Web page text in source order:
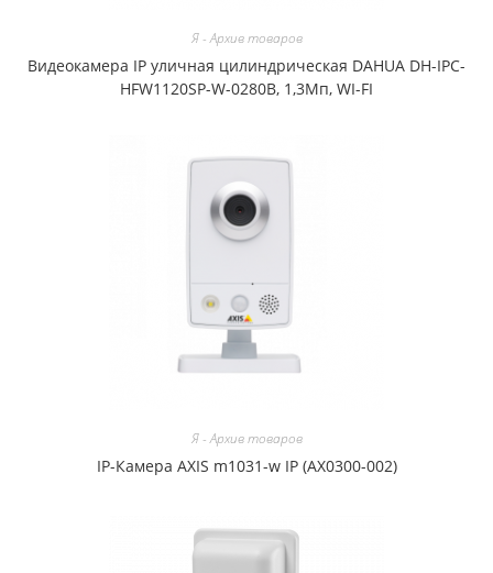
Я - Архив товаров
Видеокамера IP уличная цилиндрическая DAHUA DH-IPC-
HFW1120SP-W-0280B, 1,3Мп, WI-FI
Я - Архив товаров
IP-Камера AXIS m1031-w IP (AX0300-002)